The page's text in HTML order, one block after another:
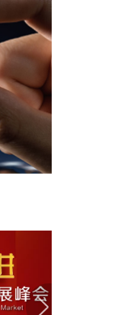
杉中
上汽
赛纳
与头
60余套
，累
万
导入
暖影